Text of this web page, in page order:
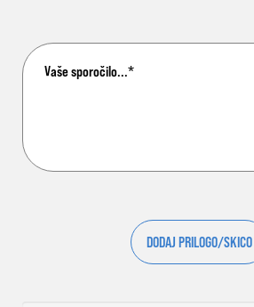
DODAJ PRILOGO/SKICO